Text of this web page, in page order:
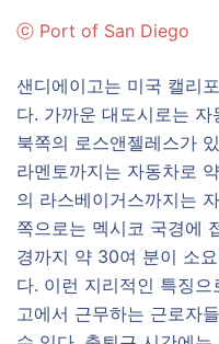
ⓒ Port of San Diego
샌디에이고는 미국 캘리
다. 가까운 대도시로는
북쪽의 로스앤젤레스가
라멘토까지는 자동차로
의 라스베이거스까지는
쪽으로는 멕시코 국경에
경까지 약 30여 분이 소
다. 이런 지리적인 특징
고에서 근무하는 근로자